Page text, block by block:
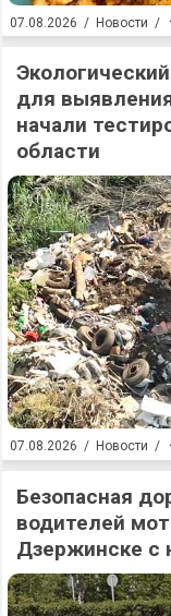
07.08.2026 / Новости /
для
начали
области
07.08.2026 / Новости /
Безопасная
водителей
Дзержинске с